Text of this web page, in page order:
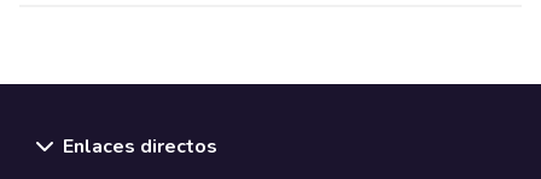
Enlaces directos